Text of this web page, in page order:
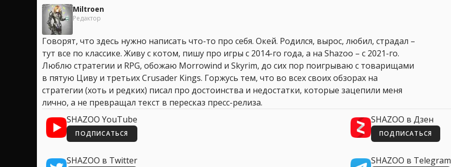
Miltroen
Редактор
Говорят, что здесь нужно написать что-то про себя. Окей. Родился, вырос, любил, страдал –
тут все по классике. Живу с котом, пишу про игры с 2014-го года, а на Shazoo – с 2021-го.
Люблю стратегии и RPG, обожаю Morrowind и Skyrim, до сих пор поигрываю с товарищами
в пятую Циву и третьих Crusader Kings. Горжусь тем, что во всех своих обзорах на
стратегии (хоть и редких) писал про достоинства и недостатки, которые зацепили меня
лично, а не превращал текст в пересказ пресс-релиза.
SHAZOO YouTube
ПОДПИСАТЬСЯ
SHAZOO в Дзен
ПОДПИСАТЬСЯ
SHAZOO в Twitter SHAZOO в Telegram